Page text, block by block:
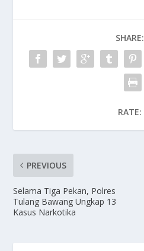
SHARE:
RATE:
PREVIOUS
Selama Tiga Pekan, Polres
Tulang Bawang Ungkap 13
Kasus Narkotika